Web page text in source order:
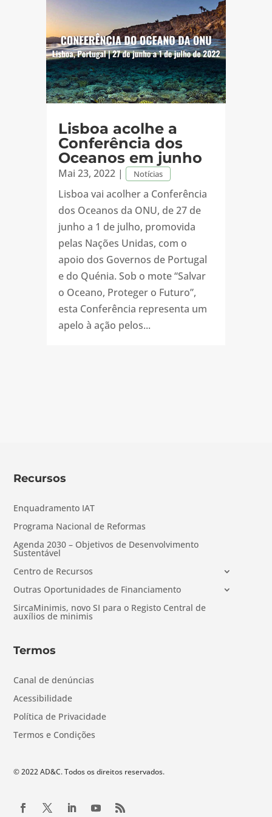
Lisboa acolhe a
Conferência dos
Oceanos em junho
Mai 23, 2022| Notícias
Lisboa vai acolher a Conferência
dos Oceanos da ONU, de 27 de
junho a 1 de julho, promovida
pelas Nações Unidas, com o
apoio dos Governos de Portugal
e do Quénia. Sob o mote “Salvar
o Oceano, Proteger o Futuro”,
esta Conferência representa um
apelo à ação pelos...
Recursos
Enquadramento IAT
Programa Nacional de Reformas
Agenda 2030 – Objetivos de Desenvolvimento
Sustentável
Centro de Recursos
Outras Oportunidades de Financiamento
SircaMinimis, novo SI para o Registo Central de
auxílios de minimis
Termos
Canal de denúncias
Acessibilidade
Política de Privacidade
Termos e Condições
© 2022 AD&C. Todos os direitos reservados.